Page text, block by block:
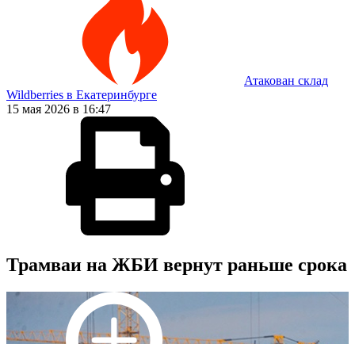
Атакован склад
Wildberries в Екатеринбурге
15 мая 2026 в 16:47
Трамваи на ЖБИ вернут раньше срока